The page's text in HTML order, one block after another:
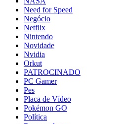
Need for Speed
Negócio
Netflix
Nintendo
Novidade
Nvidia
Orkut
PATROCINADO
PC Gamer
Pes
Placa de Vídeo
Pokémon GO
Política